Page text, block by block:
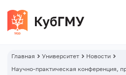
Главная Университет
Новости
Научно-практическая конференция,